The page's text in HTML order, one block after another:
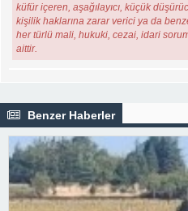
küfür içeren, aşağılayıcı, küçük
kişilik haklarına zarar verici ya da
her türlü mali, hukuki, cezai, idari
aittir.
Benzer Haberler